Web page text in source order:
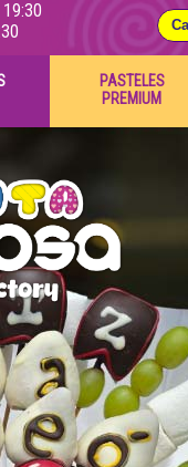
PASTELES
PREMIUM